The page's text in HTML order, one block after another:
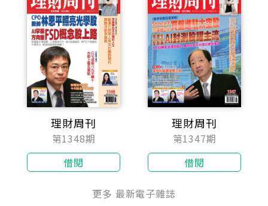
理財周刊
第1348期
借閱
理財周刊
第1347期
借閱
更多 最新電子雜誌